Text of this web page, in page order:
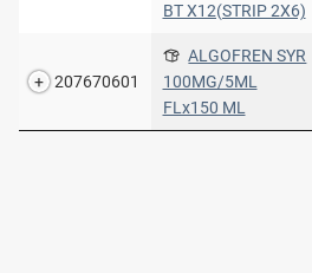
BT X12(STRIP 2X6)
207670601
ALGOFREN SYR
100MG/5ML
FLx150 ML